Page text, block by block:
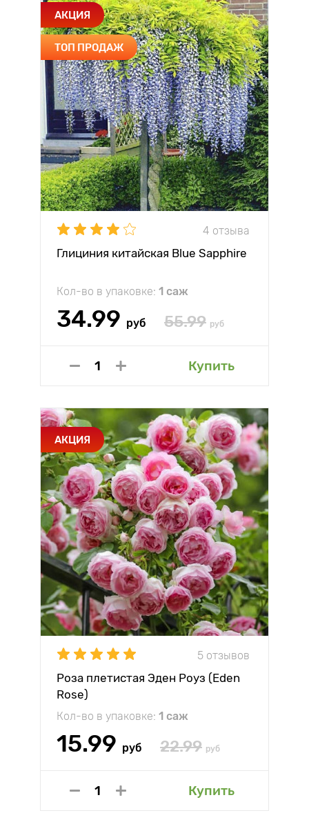
АКЦИЯ
ТОП ПРОДАЖ
4 отзыва
Глициния китайская Blue Sapphire
Кол-во в упаковке: 1 саж
34.99 руб 55.99 руб
Купить
АКЦИЯ
5 отзывов
Роза плетистая Эден Роуз (Eden
Rose)
Кол-во в упаковке: 1 саж
15.99 руб 22.99 руб
Купить